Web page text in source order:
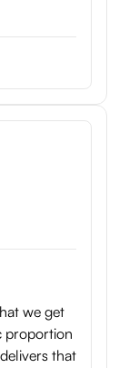
we get
proportion
that